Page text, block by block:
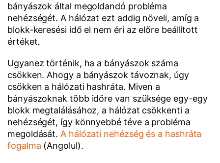
bányászok által megoldandó probléma
nehézségét. A hálózat ezt addig növeli, amíg a
blokk-keresési idő el nem éri az előre beállított
értéket.
Ugyanez történik, ha a bányászok száma
csökken. Ahogy a bányászok távoznak, úgy
csökken a hálózati hashráta. Miven a
bányászoknak több időre van szüksége egy-egy
blokk megtalálásához, a hálózat csökkenti a
nehézségét, így könnyebbé téve a probléma
megoldását. A hálózati nehézség és a hashráta
fogalma (Angolul).